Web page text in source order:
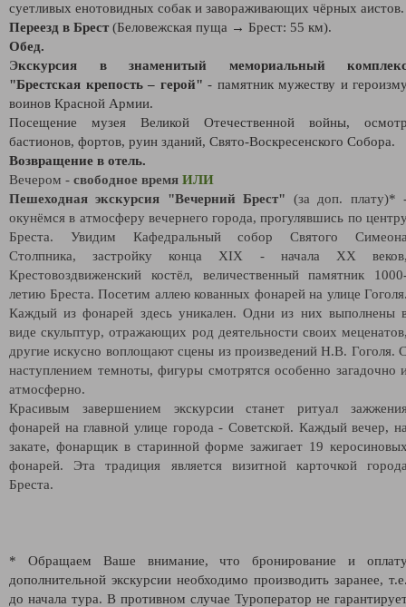
суетливых енотовидных собак и завораживающих чёрных аистов.
Переезд в Брест(Беловежская пуща → Брест: 55 км).
Обед.
Экскурсия в знаменитый мемориальный
"Брестская крепость – герой" - памятник мужеству и
воинов Красной Армии.
Посещение музея Великой Отечественной войны,
бастионов, фортов, руин зданий, Свято-Воскресенского Собора.
Возвращение в отель.
Вечером - свободное время ИЛИ
Пешеходная экскурсия "Вечерний Брест" (за доп. плату)*
окунёмся в атмосферу вечернего города, прогулявшись по
Бреста. Увидим Кафедральный собор Святого
Столпника, застройку конца XIX - начала XX
Крестовоздвиженский костёл, величественный памятник
летию Бреста. Посетим аллею кованных фонарей на улице
Каждый из фонарей здесь уникален. Одни из них выполнены
виде скульптур, отражающих род деятельности своих
другие искусно воплощают сцены из произведений Н.В. Гоголя.
наступлением темноты, фигуры смотрятся особенно загадочно
атмосферно.
Красивым завершением экскурсии станет ритуал
фонарей на главной улице города - Советской. Каждый вечер,
закате, фонарщик в старинной форме зажигает 19
фонарей. Эта традиция является визитной карточкой
Бреста.
* Обращаем Ваше внимание, что бронирование и
дополнительной экскурсии необходимо производить заранее,
до начала тура. В противном случае Туроператор не